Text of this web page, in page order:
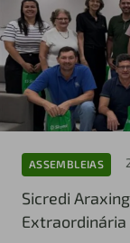
ASSEMBLEIAS
Sicredi